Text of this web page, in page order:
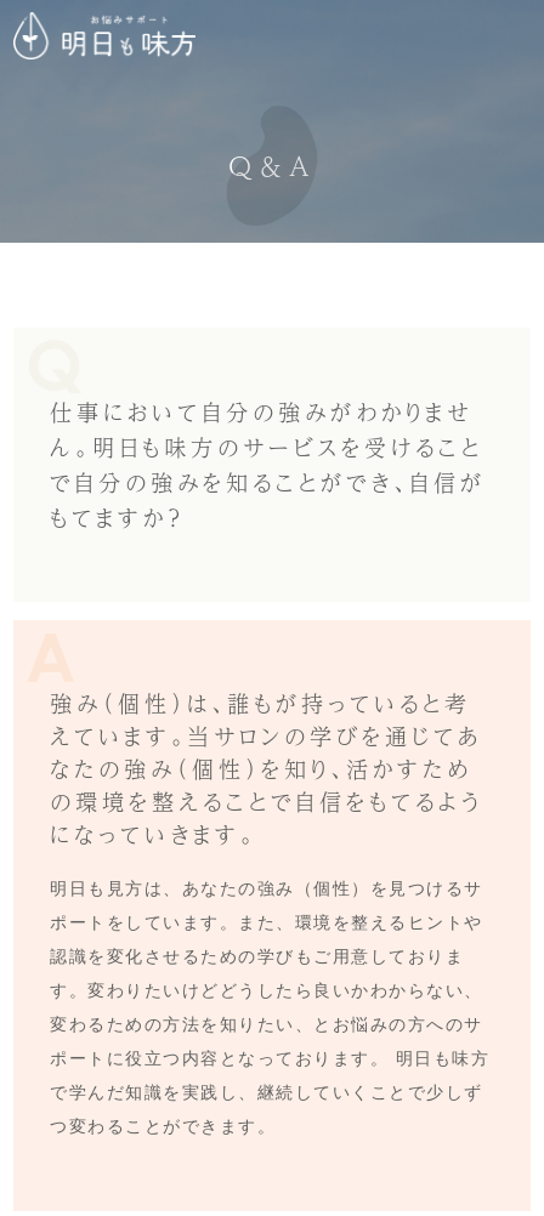
Q＆A
仕事において自分の強みがわかりませ
ん。明日も味方のサービスを受けること
で自分の強みを知ることができ、自信が
もてますか？
強み（個性）は、誰もが持っていると考
えています。当サロンの学びを通じてあ
なたの強み（個性）を知り、活かすため
の環境を整えることで自信をもてるよう
になっていきます。
明日も見方は、あなたの強み（個性）を見つけるサ
ポートをしています。また、環境を整えるヒントや
認識を変化させるための学びもご用意しておりま
す。変わりたいけどどうしたら良いかわからない、
変わるための方法を知りたい、とお悩みの方へのサ
ポートに役立つ内容となっております。 明日も味方
で学んだ知識を実践し、継続していくことで少しず
つ変わることができます。